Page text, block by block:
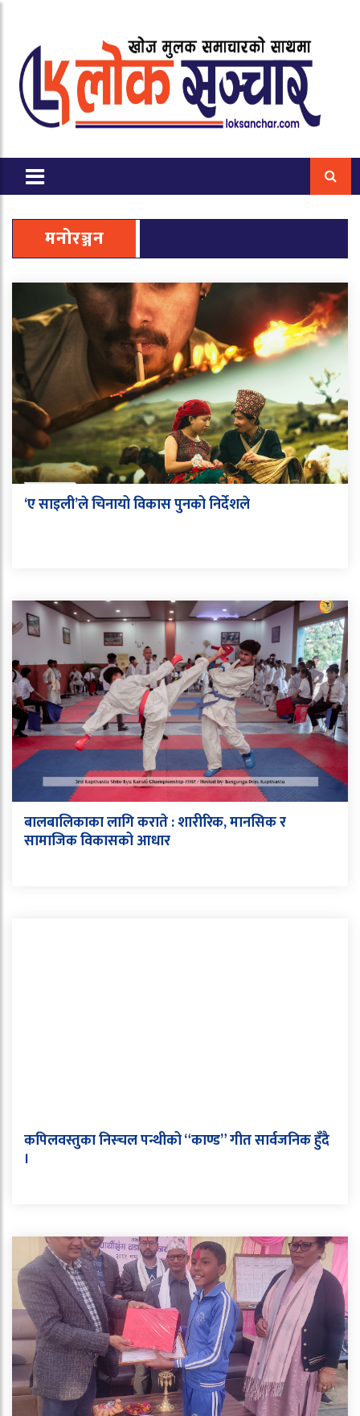
मनोरञ्जन
‘ए साइली’ले चिनायो विकास पुनको निर्देशले
बालबालिकाका लागि कराते : शारीरिक, मानसिक र
सामाजिक विकासको आधार
कपिलवस्तुका निस्चल पन्थीको “काण्ड” गीत सार्वजनिक हुँदै
।